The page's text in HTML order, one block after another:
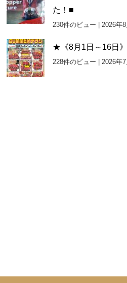
た！■
230件のビュー |2026年
★《8月1日～16日
228件のビュー |2026年